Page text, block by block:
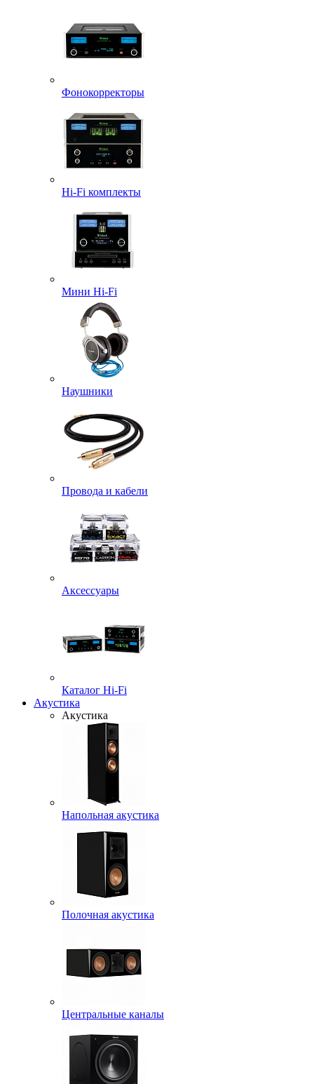
Фонокорректоры
Hi-Fi комплекты
Мини Hi-Fi
Наушники
Провода и кабели
Аксессуары
Каталог Hi-Fi
Акустика
Акустика
Напольная акустика
Полочная акустика
Центральные каналы